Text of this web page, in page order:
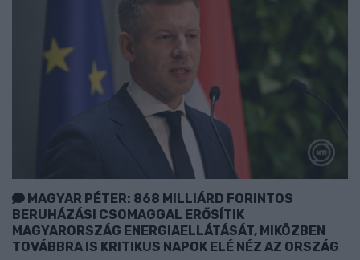
MAGYAR PÉTER: 868 MILLIÁRD FORINTOS
BERUHÁZÁSI CSOMAGGAL ERŐSÍTIK
MAGYARORSZÁG ENERGIAELLÁTÁSÁT, MIKÖZBEN
TOVÁBBRA IS KRITIKUS NAPOK ELÉ NÉZ AZ ORSZÁG